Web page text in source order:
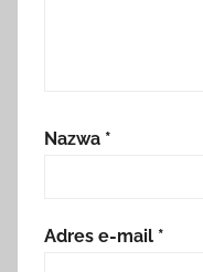
Nazwa *
Adres e-mail *